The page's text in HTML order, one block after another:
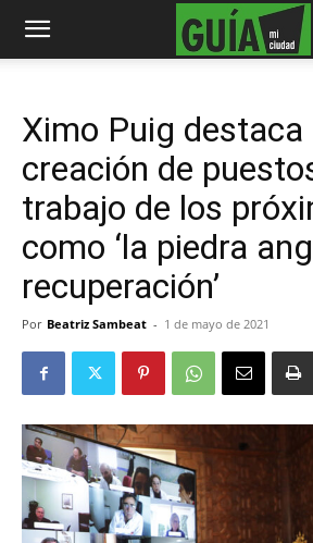
Ximo Puig destaca
creación de
trabajo de los
como ‘la piedra
recuperación’
Por Beatriz Sambeat - 1 de mayo de 2021